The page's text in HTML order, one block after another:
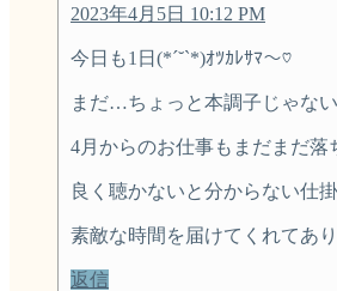
2023年4月5日 10:12 PM
今日も1日(*´˘`*)ｵﾂｶﾚｻﾏ〜♡
まだ…ちょっと本調子じゃな
4月からのお仕事もまだまだ
良く聴かないと分からない仕
素敵な時間を届けてくれてあ
返信